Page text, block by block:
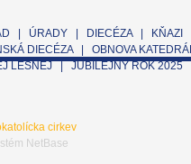
ÚRADY DIECÉZA| KŇAZI
DIECÉZA| OBNOVA
LESNEJ JUBILEJNÝ ROK 2025
cirkev
NetBase